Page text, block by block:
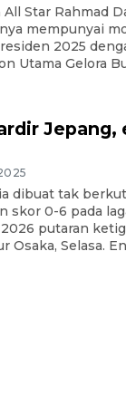
Star Rahmad
mempunyai
2025
Utama Gelora
Jepang,
dibuat tak
skor 0-6 pada
putaran
Selasa.
anggaran